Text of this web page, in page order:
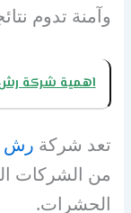
وآمنة تدوم
اهمية شركة رش
تعد شركة رش
من الشركات
الحشرات.